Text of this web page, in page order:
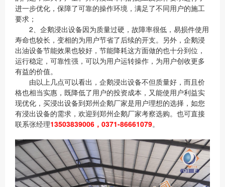
进一步优化，保障了可靠的操作环境，满足了不同用户的施工
要求；
2、企鹅浸出设备因为质量过硬，故障率很低，易损件使用
寿命也较长，变相的为用户节省了后续的开支。另外，企鹅浸
出油设备节能效果也较好，节能降耗这方面做的也十分到位，
运行稳定，可靠性强，可以为用户运转操作，为用户创收更多
有益的价值。
由以上几点可以看出，企鹅浸出设备不但质量好，而且价
格也相当实惠，既降低了用户的投资成本，又能使用户利益实
现优化，买浸出设备到郑州企鹅厂家是用户理想的选择，如您
有浸出设备的需求，欢迎到郑州企鹅厂家考察选购。也可直接
联系张经理13503839006，0371-86661079。